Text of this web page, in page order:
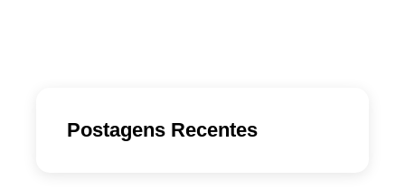
Postagens Recentes